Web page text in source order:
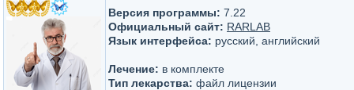
Версия программы: 7.22
Официальный сайт: RARLAB
Язык интерфейса: русский, английский
Лечение: в комплекте
Тип лекарства: файл лицензии